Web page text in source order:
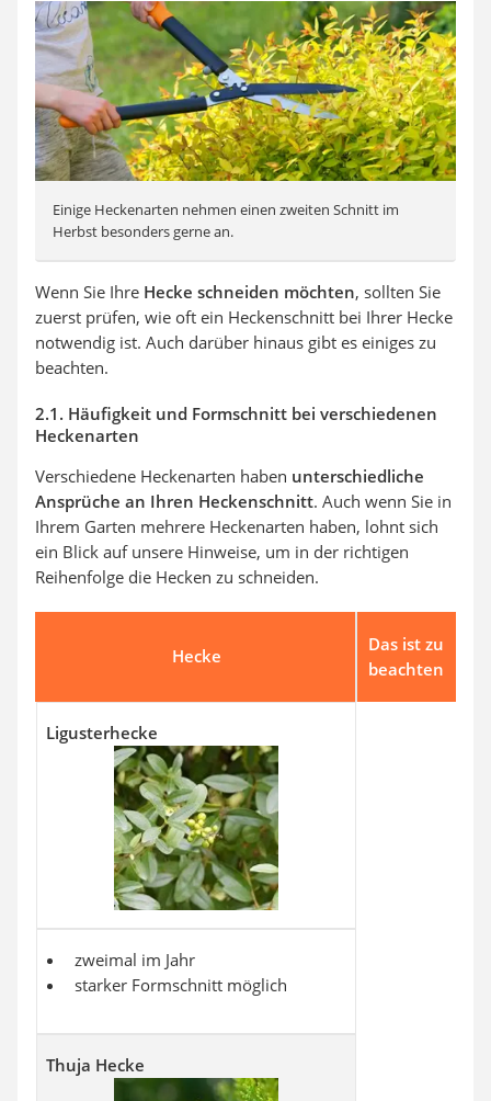
Einige Heckenarten nehmen einen zweiten Schnitt im
Herbst besonders gerne an.
Wenn Sie Ihre Hecke schneiden möchten, sollten Sie
zuerst prüfen, wie oft ein Heckenschnitt bei Ihrer Hecke
notwendig ist. Auch darüber hinaus gibt es einiges zu
beachten.
2.1. Häufigkeit und Formschnitt bei verschiedenen
Heckenarten
Verschiedene Heckenarten haben unterschiedliche
Ansprüche an Ihren Heckenschnitt. Auch wenn Sie in
Ihrem Garten mehrere Heckenarten haben, lohnt sich
ein Blick auf unsere Hinweise, um in der richtigen
Reihenfolge die Hecken zu schneiden.
Hecke
Das ist zu
beachten
Ligusterhecke
zweimal im Jahr
starker Formschnitt möglich
Thuja Hecke